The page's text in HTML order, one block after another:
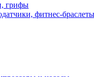
грифы
фитнес-браслеты